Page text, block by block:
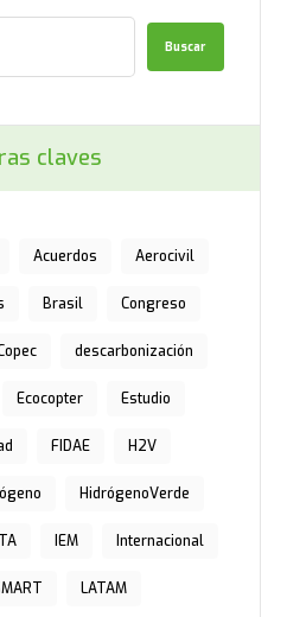
claves
Acuerdos Aerocivil
Brasil Congreso
descarbonización
Ecocopter Estudio
FIDAE H2V
HidrógenoVerde
IEM Internacional
LATAM